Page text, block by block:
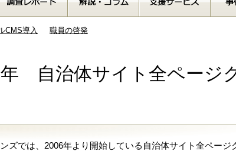
CMS導入 職員の啓発
年 自治体サイト全ページ
ズでは、2006年より開始している自治体サイト全ペー